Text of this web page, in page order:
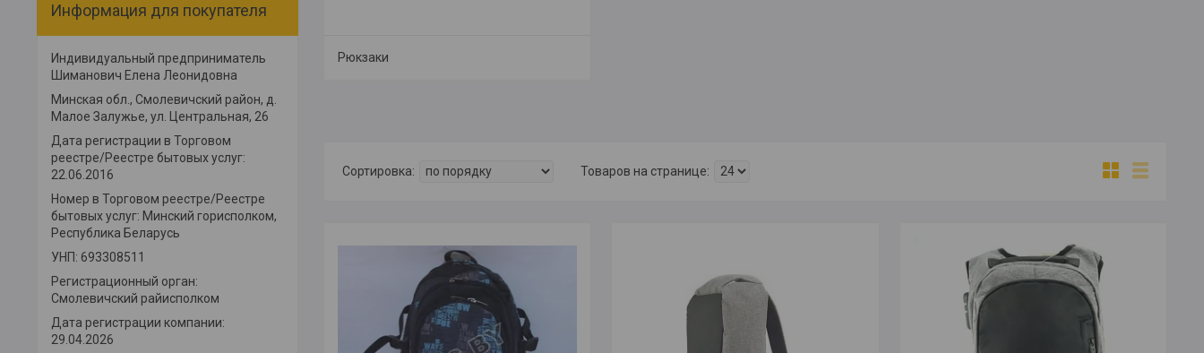
Рюкзаки
Информация для покупателя
Индивидуальный предприниматель
Шиманович Елена Леонидовна
Минская обл., Смолевичский район, д.
Малое Залужье, ул. Центральная, 26
Дата регистрации в Торговом
реестре/Реестре бытовых услуг:
22.06.2016
Номер в Торговом реестре/Реестре
бытовых услуг: Минский горисполком,
Республика Беларусь
УНП: 693308511
Регистрационный орган:
Смолевичский райисполком
Дата регистрации компании:
29.04.2026